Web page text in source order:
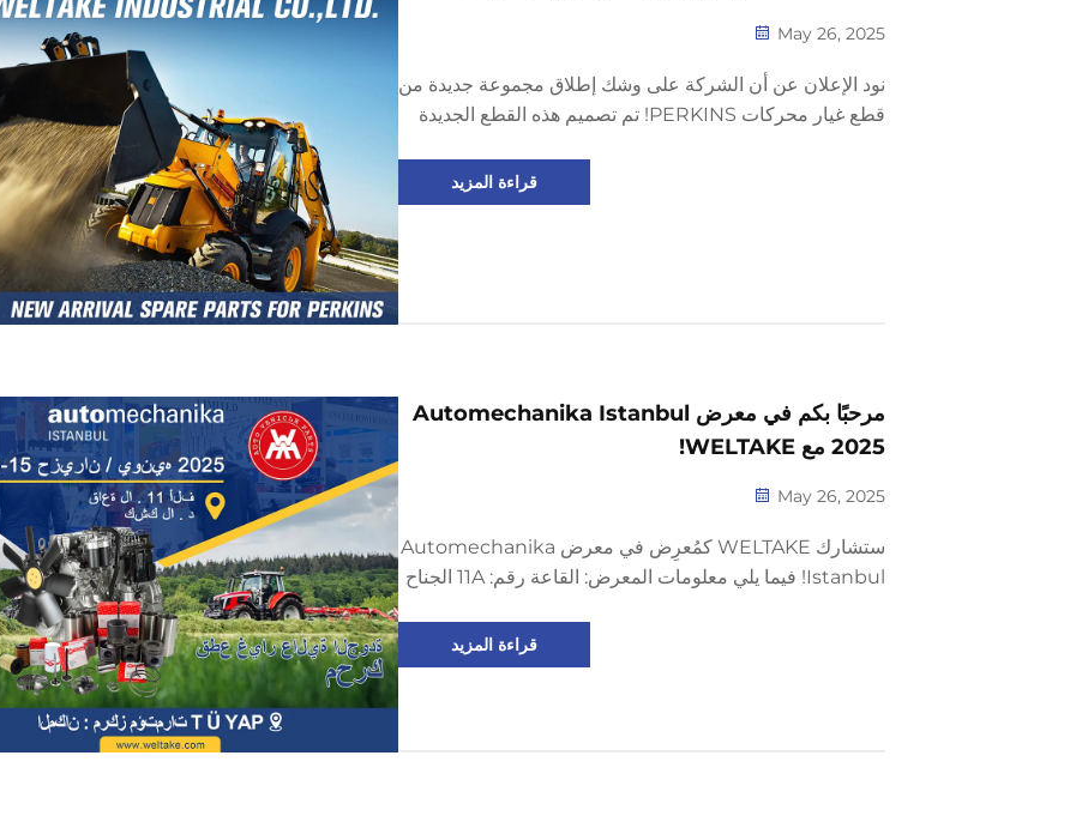
May 26, 2025
نود الإعلان عن أن الشركة على وشك إطلاق مجموعة جديدة من
قطع غيار محركات PERKINS! تم تصميم هذه القطع الجديدة
قراءة المزيد
مرحبًا بكم في معرض Automechanika Istanbul
2025 مع WELTAKE!
May 26, 2025
ستشارك WELTAKE كمُعرِض في معرض Automechanika
Istanbul! فيما يلي معلومات المعرض: القاعة رقم: 11A الجناح
قراءة المزيد